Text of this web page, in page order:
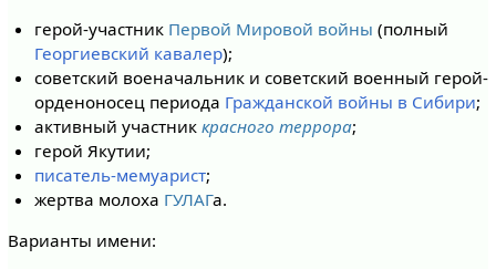
герой-участник Первой Мировой войны (полный
Георгиевский кавалер);
советский военачальник и советский военный герой-
орденоносец периода Гражданской войны в Сибири;
активный участниккрасного террора;
герой Якутии;
писатель-мемуарист;
жертва молоха ГУЛАГа.
Варианты имени: